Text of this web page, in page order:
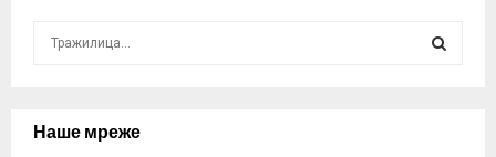
cНаше мреже